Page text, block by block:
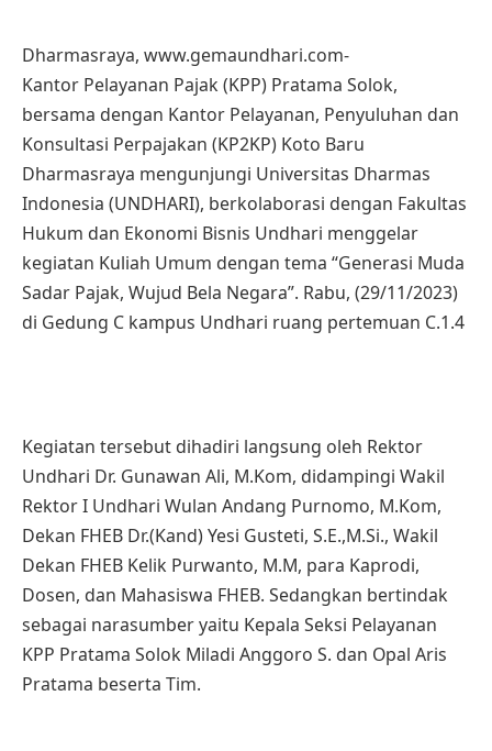
Dharmasraya, www.gemaundhari.com-
Kantor Pelayanan Pajak (KPP) Pratama Solok,
bersama dengan Kantor Pelayanan, Penyuluhan dan
Konsultasi Perpajakan (KP2KP) Koto Baru
Dharmasraya mengunjungi Universitas Dharmas
Indonesia (UNDHARI), berkolaborasi dengan Fakultas
Hukum dan Ekonomi Bisnis Undhari menggelar
kegiatan Kuliah Umum dengan tema “Generasi Muda
Sadar Pajak, Wujud Bela Negara”. Rabu, (29/11/2023)
di Gedung C kampus Undhari ruang pertemuan C.1.4
Kegiatan tersebut dihadiri langsung oleh Rektor
Undhari Dr. Gunawan Ali, M.Kom, didampingi Wakil
Rektor I Undhari Wulan Andang Purnomo, M.Kom,
Dekan FHEB Dr.(Kand) Yesi Gusteti, S.E.,M.Si., Wakil
Dekan FHEB Kelik Purwanto, M.M, para Kaprodi,
Dosen, dan Mahasiswa FHEB. Sedangkan bertindak
sebagai narasumber yaitu Kepala Seksi Pelayanan
KPP Pratama Solok Miladi Anggoro S. dan Opal Aris
Pratama beserta Tim.